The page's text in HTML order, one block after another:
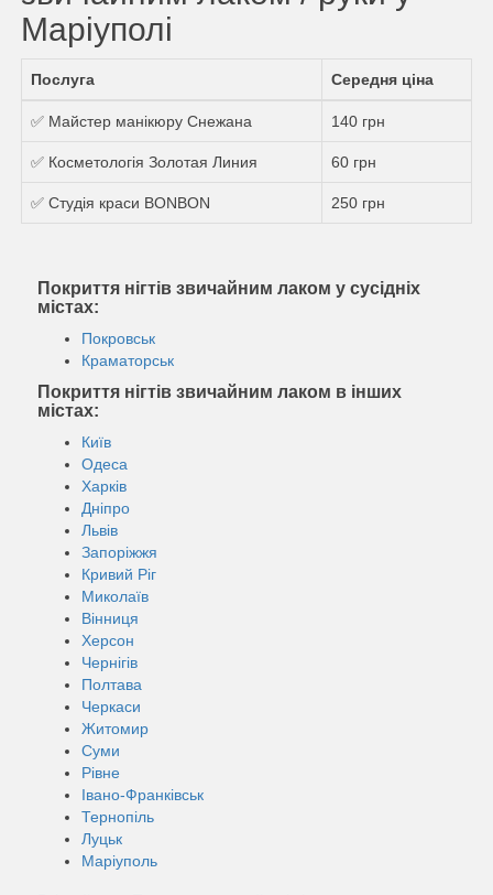
Маріуполi
Послуга Середня ціна
✅ Майстер манікюру Снежана 140 грн
✅ Косметологія Золотая Линия 60 грн
✅ Студія краси BONBON 250 грн
Покриття нігтів звичайним лаком у сусідніх
містах:
Покровськ
Краматорськ
Покриття нігтів звичайним лаком в інших
містах:
Київ
Одеса
Харків
Дніпро
Львів
Запоріжжя
Кривий Ріг
Миколаїв
Вінниця
Херсон
Чернігів
Полтава
Черкаси
Житомир
Суми
Рівне
Івано-Франківськ
Тернопіль
Луцьк
Маріуполь